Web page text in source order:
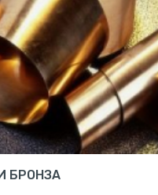
БРОНЗА